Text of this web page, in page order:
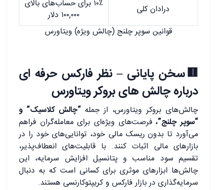
درادان کلی
۱۰٪ برای حساب‌های بالای
۱۰۰,۰۰۰ دلار
قوانین سوپر چلنج (چالش ویژه) ویتاورس
🟥سخن پایانی – نظر فارکس حرفه ای
درباره چالش های بروکر ویتاورس
چالش‌های بروکر ویتاورس، از جمله “چالش کلاسیک” و
“سوپر چلنج”،فرصت‌های ویژه‌ای برای معامله‌گران فراهم
می‌آورد تا بدون ریسک مالی خود، توانایی‌های خود را در
بازارهای مالی اثبات کنند. با قابلیت‌های انعطاف‌پذیر،
تقسیم سود مناسب و پتانسیل افزایش سرمایه، این
چالش‌ها ابزارهای موثری برای کسانی است که به دنبال
سرمایه‌گذاری در بازار فارکس و کریپتوکارنسی هستند.